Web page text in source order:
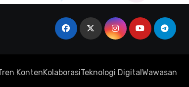
KontenKolaborasiTeknologi DigitalWawasan